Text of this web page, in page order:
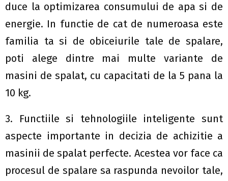
duce la optimizarea consumului de apa si de
energie. In functie de cat de numeroasa este
familia ta si de obiceiurile tale de spalare,
poti alege dintre mai multe variante de
masini de spalat, cu capacitati de la 5 pana la
10 kg.
3. Functiile si tehnologiile inteligente sunt
aspecte importante in decizia de achizitie a
masinii de spalat perfecte. Acestea vor face ca
procesul de spalare sa raspunda nevoilor tale,